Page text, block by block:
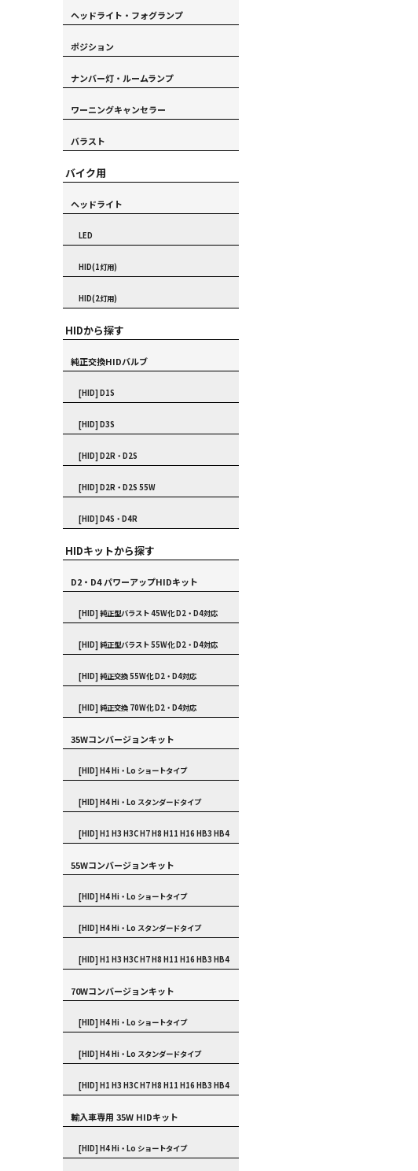
ヘッドライト・フォグランプ
ポジション
ナンバー灯・ルームランプ
ワーニングキャンセラー
バラスト
バイク用
ヘッドライト
LED
HID(1灯用)
HID(2灯用)
HIDから探す
純正交換HIDバルブ
[HID] D1S
[HID] D3S
[HID] D2R・D2S
[HID] D2R・D2S 55W
[HID] D4S・D4R
HIDキットから探す
D2・D4 パワーアップHIDキット
[HID] 純正型バラスト 45W化 D2・D4対応
[HID] 純正型バラスト 55W化 D2・D4対応
[HID] 純正交換 55W化 D2・D4対応
[HID] 純正交換 70W化 D2・D4対応
35Wコンバージョンキット
[HID] H4 Hi・Lo ショートタイプ
[HID] H4 Hi・Lo スタンダードタイプ
[HID] H1 H3 H3C H7 H8 H11 H16 HB3 HB4
55Wコンバージョンキット
[HID] H4 Hi・Lo ショートタイプ
[HID] H4 Hi・Lo スタンダードタイプ
[HID] H1 H3 H3C H7 H8 H11 H16 HB3 HB4
70Wコンバージョンキット
[HID] H4 Hi・Lo ショートタイプ
[HID] H4 Hi・Lo スタンダードタイプ
[HID] H1 H3 H3C H7 H8 H11 H16 HB3 HB4
輸入車専用 35W HIDキット
[HID] H4 Hi・Lo ショートタイプ